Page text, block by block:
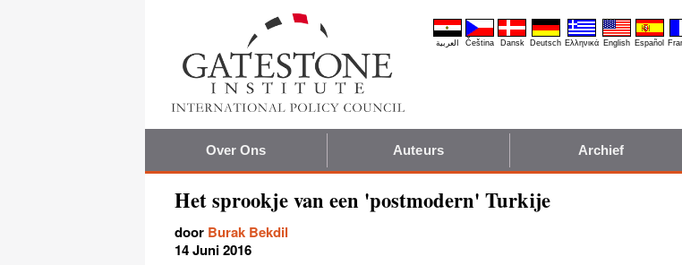
العربية Čeština Dansk Deutsch Ελληνικά English Español
Over Ons Auteurs Archief
Het sprookje van een 'postmodern' Turkije
door Burak Bekdil
14 Juni 2016